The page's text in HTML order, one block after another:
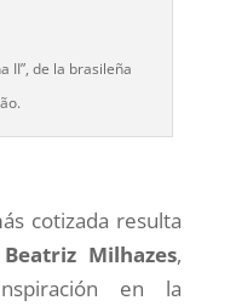
II”, de la brasileña
cotizada resulta
Beatriz Milhazes,
en la